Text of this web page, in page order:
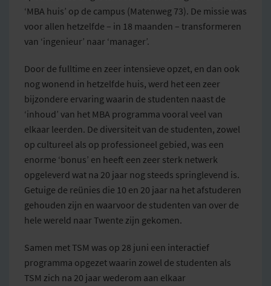
‘MBA huis’ op de campus (Matenweg 73). De missie was
voor allen hetzelfde – in 18 maanden – transformeren
van ‘ingenieur’ naar ‘manager’.
Door de fulltime en zeer intensieve opzet, en dan ook
nog wonend in hetzelfde huis, werd het een zeer
bijzondere ervaring waarin de studenten naast de
‘inhoud’ van het MBA programma vooral veel van
elkaar leerden. De diversiteit van de studenten, zowel
op cultureel als op professioneel gebied, was een
enorme ‘bonus’ en heeft een zeer sterk netwerk
opgeleverd wat na 20 jaar nog steeds springlevend is.
Getuige de reünies die 10 en 20 jaar na het afstuderen
gehouden zijn en waarvoor de studenten van over de
hele wereld naar Twente zijn gekomen.
Samen met TSM was op 28 juni een interactief
programma opgezet waarin zowel de studenten als
TSM zich na 20 jaar wederom aan elkaar